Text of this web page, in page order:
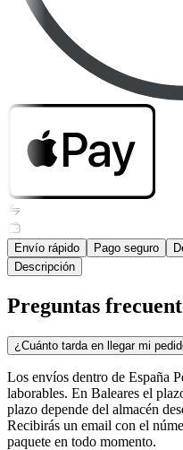
Envío rápido Pago seguro
Descripción
Preguntas
¿Cuánto tarda en llegar mi
Los envíos dentro de España
laborables. En Baleares el
plazo depende del almacén
Recibirás un email con el
paquete en todo momento.